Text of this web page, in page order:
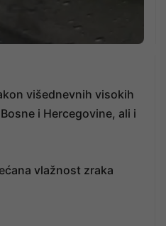
višednevnih visokih
i Hercegovine, ali i
vlažnost zraka